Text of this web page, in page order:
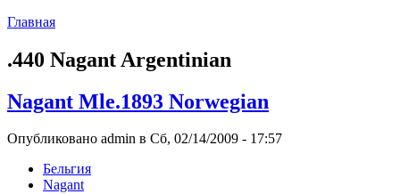
Главная
.440 Nagant Argentinian
Nagant Mle.1893 Norwegian
Опубликовано admin в Сб, 02/14/2009 - 17:57
Бельгия
Nagant